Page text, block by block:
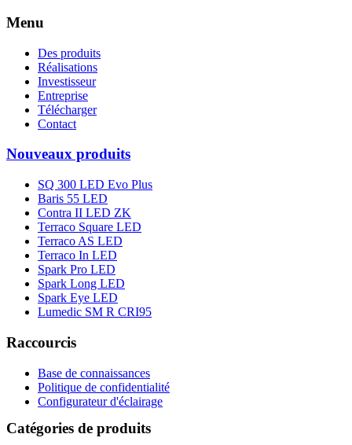
Menu
Des produits
Réalisations
Investisseur
Entreprise
Télécharger
Contact
Nouveaux produits
SQ 300 LED Evo Plus
Baris 55 LED
Contra II LED ZK
Terraco Square LED
Terraco AS LED
Terraco In LED
Spark Pro LED
Spark Long LED
Spark Eye LED
Lumedic SM R CRI95
Raccourcis
Base de connaissances
Politique de confidentialité
Configurateur d'éclairage
Catégories de produits